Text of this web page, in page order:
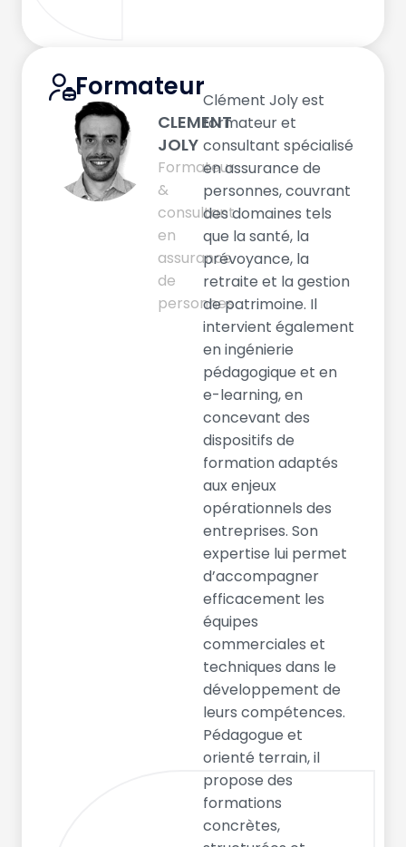
Formateur
CLEMENT
JOLY
Formateur
&
consultant
en
assurance
de
personnes
Clément Joly est
formateur et
consultant spécialisé
en assurance de
personnes, couvrant
des domaines tels
que la santé, la
prévoyance, la
retraite et la gestion
de patrimoine. Il
intervient également
en ingénierie
pédagogique et en
e-learning, en
concevant des
dispositifs de
formation adaptés
aux enjeux
opérationnels des
entreprises. Son
expertise lui permet
d’accompagner
efficacement les
équipes
commerciales et
techniques dans le
développement de
leurs compétences.
Pédagogue et
orienté terrain, il
propose des
formations
concrètes,